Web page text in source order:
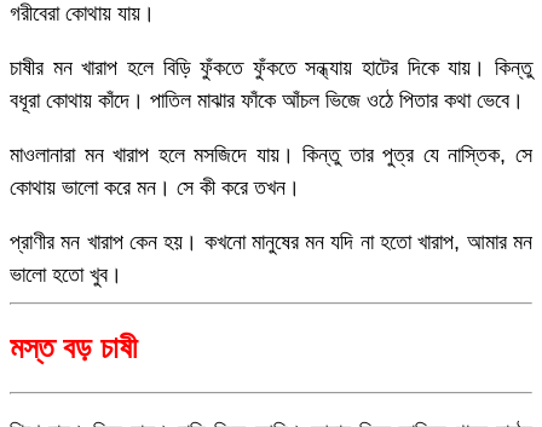
গরীবেরা কোথায় যায়।
চাষীর মন খারাপ হলে বিড়ি ফুঁকতে ফুঁকতে সন্ধ্যায় হাটের দিকে যায়। কিন্তু
বধূরা কোথায় কাঁদে। পাতিল মাঝার ফাঁকে আঁচল ভিজে ওঠে পিতার কথা ভেবে।
মাওলানারা মন খারাপ হলে মসজিদে যায়। কিন্তু তার পুত্র যে নাস্তিক, সে
কোথায় ভালো করে মন। সে কী করে তখন।
প্রাণীর মন খারাপ কেন হয়। কখনো মানুষের মন যদি না হতো খারাপ, আমার মন
ভালো হতো খুব।
মস্ত বড় চাষী